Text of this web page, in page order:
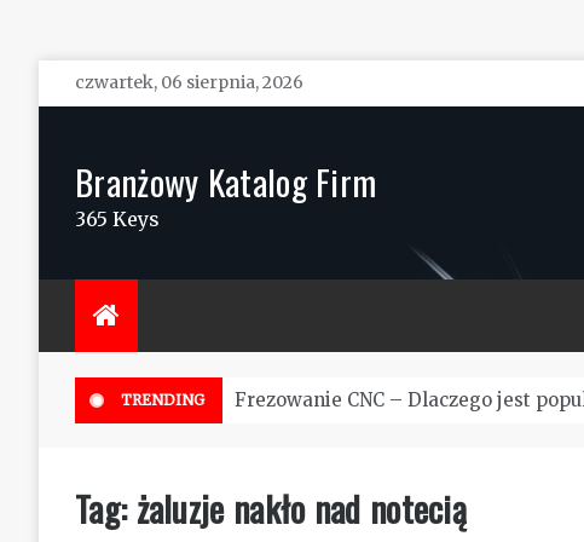
Skip
to
czwartek, 06 sierpnia, 2026
Branżowy Katalog Firm
365 Keys
TRENDING Frezowanie CNC – Dlaczego jest
Tag:żaluzje nakło nad notecią